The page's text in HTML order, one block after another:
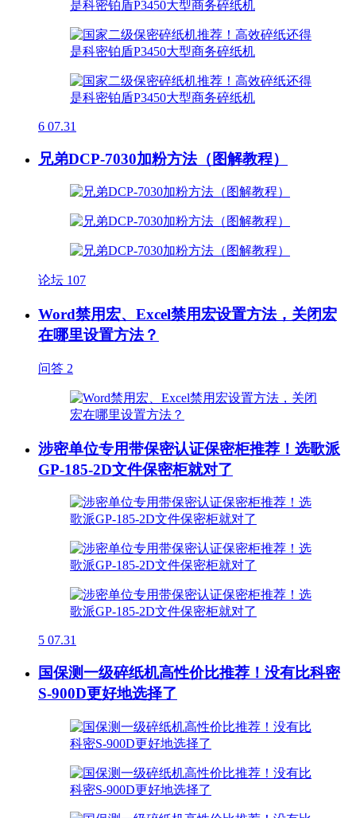
6 07.31
兄弟DCP-7030加粉方法（图解教程）
论坛 107
Word禁用宏、Excel禁用宏设置方法，关闭宏
在哪里设置方法？
问答 2
涉密单位专用带保密认证保密柜推荐！选歌派
GP-185-2D文件保密柜就对了
5 07.31
国保测一级碎纸机高性价比推荐！没有比科密
S-900D更好地选择了